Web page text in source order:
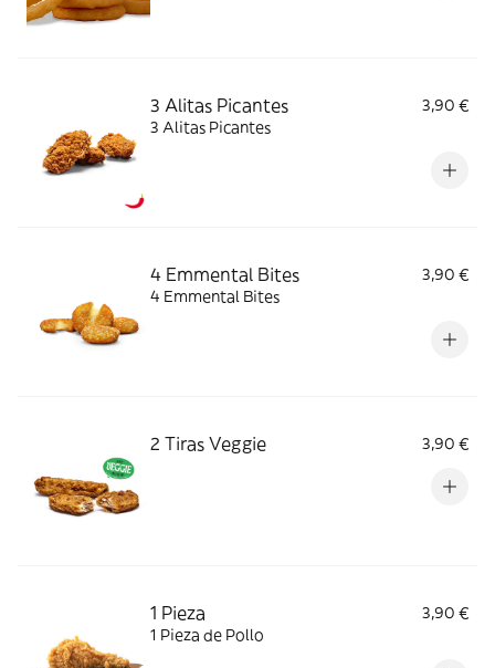
3 Alitas Picantes
3,90 €
3 Alitas Picantes
4 Emmental Bites
3,90 €
4 Emmental Bites
2 Tiras Veggie 3,90 €
1 Pieza
3,90 €
1 Pieza de Pollo